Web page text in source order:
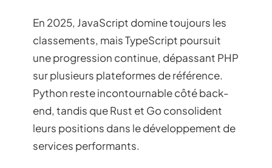
En 2025, JavaScript domine toujours les
classements, mais TypeScript poursuit
une progression continue, dépassant PHP
sur plusieurs plateformes de référence.
Python reste incontournable côté back-
end, tandis que Rust et Go consolident
leurs positions dans le développement de
services performants.